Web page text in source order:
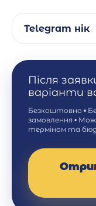
Telegram нік
Після
варіанти
Безкоштовно •
замовлення •
терміном та